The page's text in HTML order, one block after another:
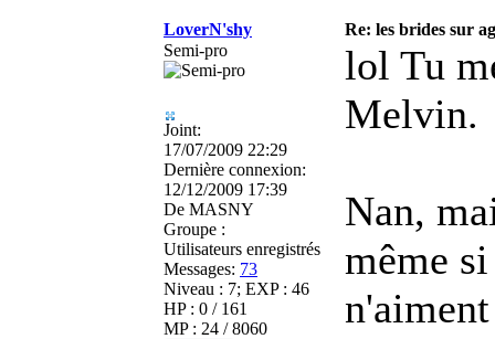
LoverN'shy
Re: les brides sur
Semi-pro
Joint:
17/07/2009 22:29
Dernière connexion:
12/12/2009 17:39
De MASNY
Groupe :
Utilisateurs enregistrés
Messages: 73
Niveau : 7; EXP : 46
HP : 0 / 161
MP : 24 / 8060
lol Tu
Melvin.
Nan,
même